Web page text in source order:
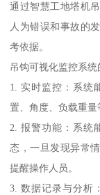
通过智慧工地塔机
人为错误和事故的
考依据。
吊钩可视化监控系统
1. 实时监控：系统
置、角度、负载重量
2. 报警功能：系统
态，一旦发现异常
提醒操作人员。
3. 数据记录与分析